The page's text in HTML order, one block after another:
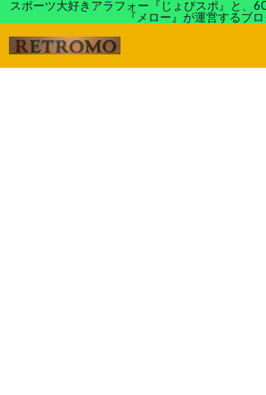
スポーツ大好きアラフォー『じょびスポ』と、
『メロー』が運営するブ